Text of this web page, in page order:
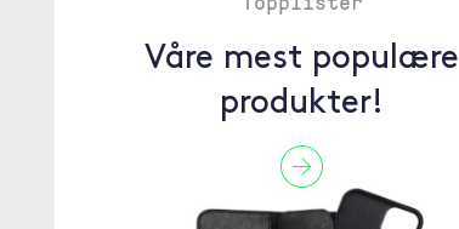
Våre mest populære
produkter!